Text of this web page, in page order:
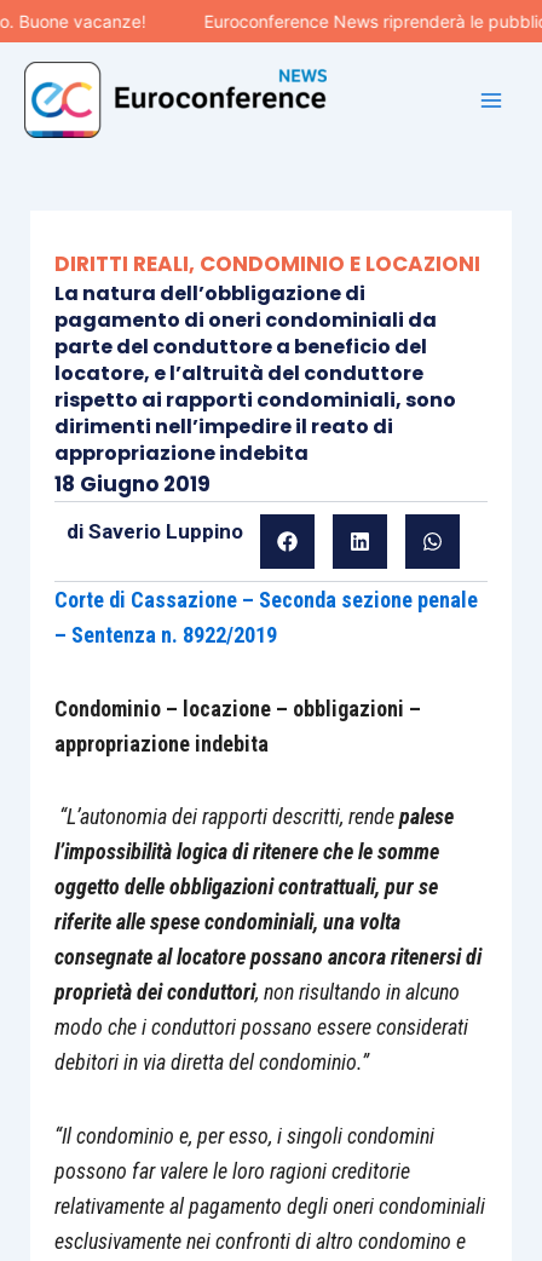
Vai
al
contenuto
vacanze! Euroconference News riprenderà le pubblicazioni
DIRITTI REALI, CONDOMINIO E LOCAZIONI
La natura dell’obbligazione di
pagamento di oneri condominiali da
parte del conduttore a beneficio del
locatore, e l’altruità del conduttore
rispetto ai rapporti condominiali, sono
dirimenti nell’impedire il reato di
appropriazione indebita
18 Giugno 2019
di Saverio Luppino
Corte di Cassazione – Seconda sezione penale
– Sentenza n. 8922/2019
Condominio – locazione – obbligazioni –
appropriazione indebita
“L’autonomia dei rapporti descritti, rendepalese
l’impossibilità logica di ritenere che le somme
oggetto delle obbligazioni contrattuali, pur se
riferite alle spese condominiali, una volta
consegnate al locatore possano ancora ritenersi di
proprietà dei conduttori, non risultando in alcuno
modo che i conduttori possano essere considerati
debitori in via diretta del condominio.”
“Il condominio e, per esso, i singoli condomini
possono far valere le loro ragioni creditorie
relativamente al pagamento degli oneri condominiali
esclusivamente nei confronti di altro condomino e